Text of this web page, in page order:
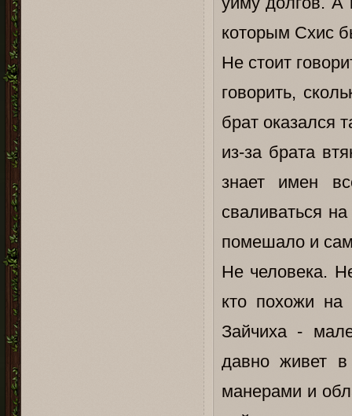
которым Схис
Не стоит
говорить,
брат оказался
из-за брата
знает имен
сваливаться
помешало и
Не человека.
кто похожи
Зайчиха -
давно живет в
манерами и